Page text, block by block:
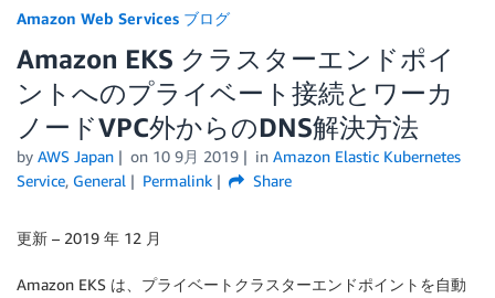
カテゴリ
エディション
Amazon Web Services ブログ
Amazon EKS クラスターエンドポイ
ントへのプライベート接続とワーカ
ノードVPC外からのDNS解決方法
by AWS Japan on 10 9月 2019 in Amazon Elastic Kubernetes
Service, General Permalink Share
更新 – 2019 年 12 月
Amazon EKS は、プライベートクラスターエンドポイントを自動